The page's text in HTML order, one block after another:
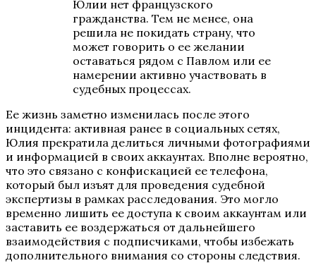
Юлии нет французского
гражданства. Тем не менее, она
решила не покидать страну, что
может говорить о ее желании
оставаться рядом с Павлом или ее
намерении активно участвовать в
судебных процессах.
Ее жизнь заметно изменилась после этого
инцидента: активная ранее в социальных сетях,
Юлия прекратила делиться личными фотографиями
и информацией в своих аккаунтах. Вполне вероятно,
что это связано с конфискацией ее телефона,
который был изъят для проведения судебной
экспертизы в рамках расследования. Это могло
временно лишить ее доступа к своим аккаунтам или
заставить ее воздержаться от дальнейшего
взаимодействия с подписчиками, чтобы избежать
дополнительного внимания со стороны следствия.